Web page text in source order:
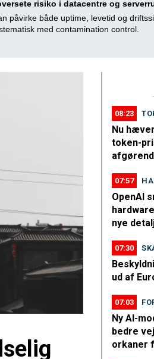
risiko i datacentre og
påvirke både uptime, levetid og
med contamination control.
08:23
Nu
token-
07:57
OpenAI
nye
07:30
ud af
07:03
Ny AI-
bedre
orkaner